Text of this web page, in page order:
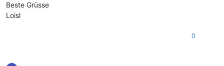
Beste Grüsse
Loisl
0